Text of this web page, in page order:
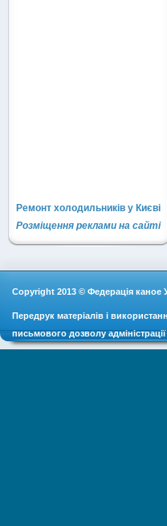
Ремонт холодильників у Києві
Розміщення реклами на сайті
Copyright 2013 © Федерація каное
Передрук матеріалів і
письмового дозволу адміністрації